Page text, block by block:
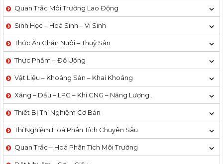
Quan Trắc Môi Trường Lao Động
Sinh Học – Hoá Sinh – Vi Sinh
Thức Ăn Chăn Nuôi – Thuỷ Sản
Thực Phẩm – Đồ Uống
Vật Liệu – Khoáng Sản – Khai Khoáng
Xăng – Dầu – LPG – Khí CNG – Năng Lượng…
Thiết Bị Thí Nghiệm Cơ Bản
Thí Nghiệm Hoá Phân Tích Chuyên Sâu
Quan Trắc – Hoá Phân Tích Môi Trường